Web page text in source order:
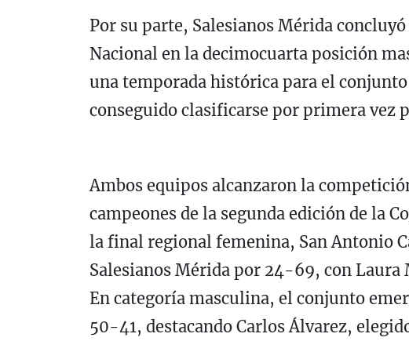
Por su parte, Salesianos Mérida
Nacional en la decimocuarta posición
una temporada histórica para el
conseguido clasificarse por primera vez
Ambos equipos alcanzaron la
campeones de la segunda edición de la
la final regional femenina, San Antonio
Salesianos Mérida por 24-69, con Laura
En categoría masculina, el conjunto
50-41, destacando Carlos Álvarez,